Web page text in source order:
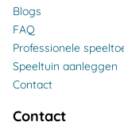
Blogs
FAQ
Professionele
Speeltuin aanleggen
Contact
Contact